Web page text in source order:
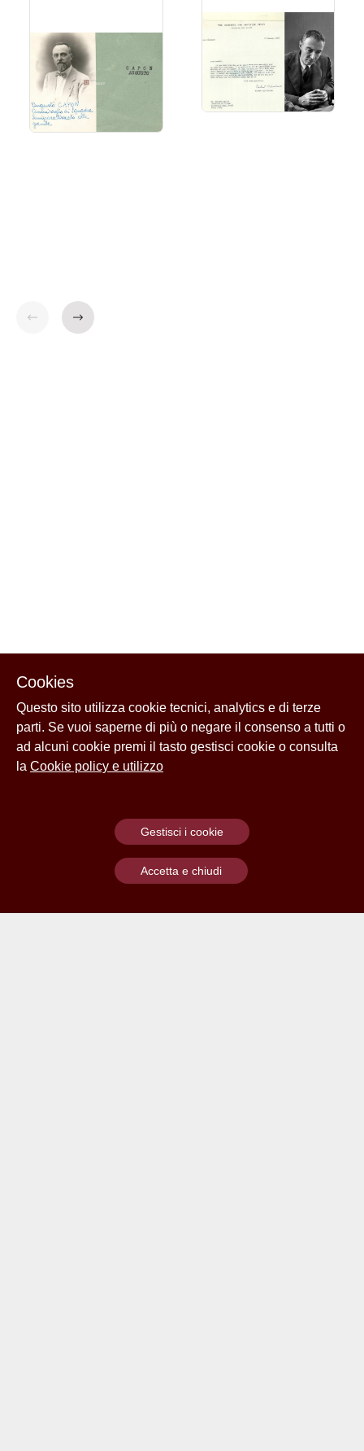
Indietro Avanti
Cookies
Questo sito utilizza cookie tecnici, analytics e di terze
parti. Se vuoi saperne di più o negare il consenso a tutti o
ad alcuni cookie premi il tasto gestisci cookie o consulta
la Cookie policy e utilizzo
Gestisci i cookie
Accetta e chiudi